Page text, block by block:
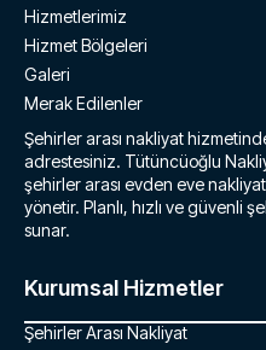
Hizmetlerimiz
Hizmet Bölgeleri
Galeri
Merak Edilenler
Şehirler arası nakliyat
adrestesiniz. Tütüncüoğlu
şehirler arası evden eve
yönetir. Planlı, hızlı ve güvenli
sunar.
Kurumsal Hizmetler
Şehirler Arası Nakliyat